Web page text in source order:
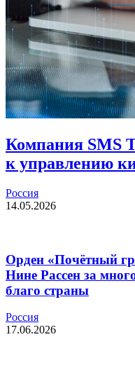
Компания SMS
к управлению
Россия
14.05.2026
Орден «Почётный
Нине Рассен за
благо страны
Россия
17.06.2026